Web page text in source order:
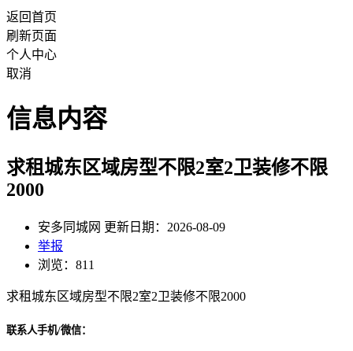
返回首页
刷新页面
个人中心
取消
信息内容
求租城东区域房型不限2室2卫装修不限
2000
安多同城网 更新日期：2026-08-09
举报
浏览：811
求租城东区域房型不限2室2卫装修不限2000
联系人手机/微信：